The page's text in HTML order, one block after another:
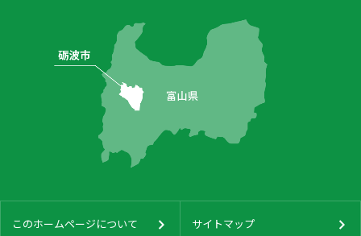
このホームページについて サイトマップ